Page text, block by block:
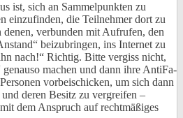
ist, sich an Sammelpunkten zu
einzufinden, die Teilnehmer dort zu
verbunden mit Aufrufen, den
beizubringen, ins Internet zu
nach!“ Richtig. Bitte vergiss nicht,
genauso machen und dann ihre AntiFa-
vorbeischicken, um sich dann
deren Besitz zu vergreifen –
dem Anspruch auf rechtmäßiges